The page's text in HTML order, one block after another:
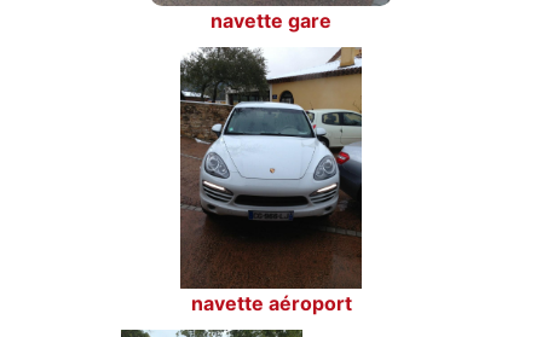
navette gare
navette aéroport